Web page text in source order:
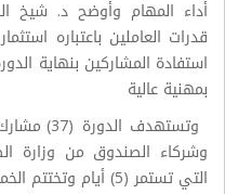
أداء المهام وأوضح د. شيخ
قدرات العاملين باعتباره
استفادة المشاركين بنهاية
بمهنية عالية
وتستهدف
وشركاء الصندوق من وزارة
التي تستمر (5) أيام وتختتم الخميس الدكتور بكري القاضي.